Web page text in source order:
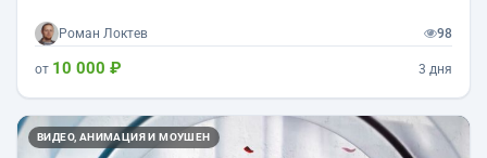
Роман Локтев 98
от 10 000 ₽ 3 дня
ВИДЕО, АНИМАЦИЯ И МОУШЕН
Назад